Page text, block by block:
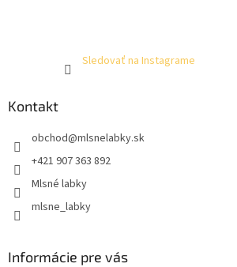
Sledovať na Instagrame
Kontakt
obchod@mlsnelabky.sk
+421 907 363 892
Mlsné labky
mlsne_labky
Informácie pre vás